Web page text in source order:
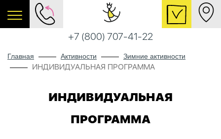
+7 (800) 707-41-22
Главная Активности Зимние активности
ИНДИВИДУАЛЬНАЯ ПРОГРАММА
ИНДИВИДУАЛЬНАЯ
ПРОГРАММА